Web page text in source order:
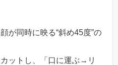
が同時に映る“斜め45度”の
カットし、「口に運ぶ→リ